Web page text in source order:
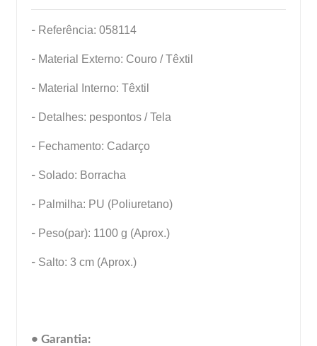
- Referência: 058114
- Material Externo: Couro / Têxtil
- Material Interno: Têxtil
- Detalhes: pespontos / Tela
- Fechamento: Cadarço
- Solado: Borracha
- Palmilha: PU (Poliuretano)
- Peso(par): 1100 g (Aprox.)
- Salto: 3 cm (Aprox.)
• Garantia: